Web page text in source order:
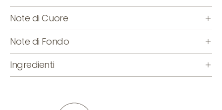
Note di Cuore
Note di Fondo
Ingredienti